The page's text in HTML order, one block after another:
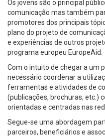
Os jovens são o principal
comunicação mas também
promotores dos principais
plano do projeto de
e experiências de outros
programa europeu EuropeAid.
Com o intuito de chegar a um
necessário coordenar a
ferramentas e atividades de
(publicações, brochuras, etc.)
orientadas e centradas nas
Segue-se uma abordagem
parceiros, beneficiários e